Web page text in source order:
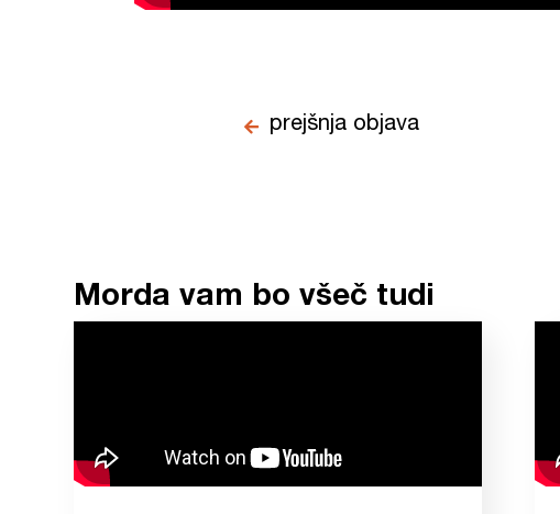
prejšnja objava
Morda vam bo všeč tudi